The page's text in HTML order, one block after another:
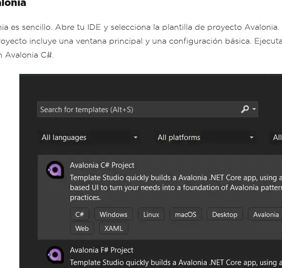
es sencillo. Abre tu IDE y selecciona la plantilla de proyecto
incluye una ventana principal y una configuración básica.
Avalonia C#.